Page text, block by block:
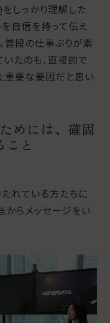
しっかり理解した
自信を持って伝え
普段の仕事ぶりが素
たのも、直接的で
重要な要因だと思い
めには、確固
こと
れている方たちに
からメッセージをい